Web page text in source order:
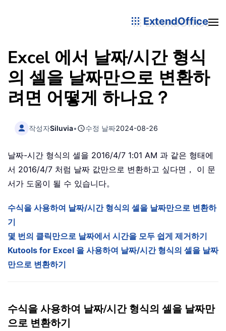
ExtendOffice
Excel 에서 날짜/시간 형식
의 셀을 날짜만으로 변환하
려면 어떻게 하나요？
작성자Siluvia• 수정 날짜2024-08-26
날짜-시간 형식의 셀을 2016/4/7 1:01 AM 과 같은 형태에
서 2016/4/7 처럼 날짜 값만으로 변환하고 싶다면， 이 문
서가 도움이 될 수 있습니다。
수식을 사용하여 날짜/시간 형식의 셀을 날짜만으로 변환하
기
몇 번의 클릭만으로 날짜에서 시간을 모두 쉽게 제거하기
Kutools for Excel 을 사용하여 날짜/시간 형식의 셀을 날짜
만으로 변환하기
수식을 사용하여 날짜/시간 형식의 셀을 날짜만
으로 변환하기